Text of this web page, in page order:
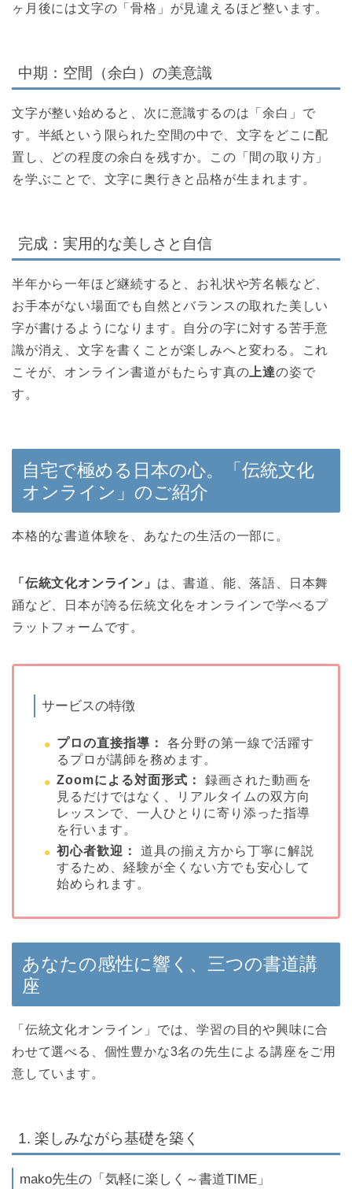
ヶ月後には文字の「骨格」が見違えるほど整います。
中期：空間（余白）の美意識
文字が整い始めると、次に意識するのは「余白」で
す。半紙という限られた空間の中で、文字をどこに配
置し、どの程度の余白を残すか。この「間の取り方」
を学ぶことで、文字に奥行きと品格が生まれます。
完成：実用的な美しさと自信
半年から一年ほど継続すると、お礼状や芳名帳など、
お手本がない場面でも自然とバランスの取れた美しい
字が書けるようになります。自分の字に対する苦手意
識が消え、文字を書くことが楽しみへと変わる。これ
こそが、オンライン書道がもたらす真の上達の姿で
す。
自宅で極める日本の心。「伝統文化
オンライン」のご紹介
本格的な書道体験を、あなたの生活の一部に。
「伝統文化オンライン」 は、書道、能、落語、日本舞
踊など、日本が誇る伝統文化をオンラインで学べるプ
ラットフォームです。
サービスの特徴
プロの直接指導：
各分野の第一線で活躍す
るプロが講師を務めます。
Zoomによる対面形式：
録画された動画を
見るだけではなく、リアルタイムの双方向
レッスンで、一人ひとりに寄り添った指導
を行います。
初心者歓迎：
道具の揃え方から丁寧に解説
するため、経験が全くない方でも安心して
始められます。
あなたの感性に響く、三つの書道講
座
「伝統文化オンライン」では、学習の目的や興味に合
わせて選べる、個性豊かな3名の先生による講座をご用
意しています。
1. 楽しみながら基礎を築く
mako先生の「気軽に楽しく～書道TIME」